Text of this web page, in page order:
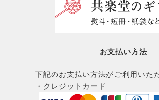
お支払い方法
下記のお支払い方法がご利用いた
・クレジットカード